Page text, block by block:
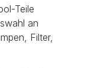
Teile
an
Filter,